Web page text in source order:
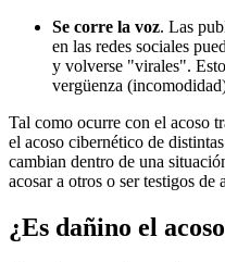
Se corre la voz. Las
en las redes sociales
y volverse "virales".
vergüenza
Tal como ocurre con el acoso
el acoso cibernético de
cambian dentro de una
acosar a otros o ser testigos de
¿Es dañino el